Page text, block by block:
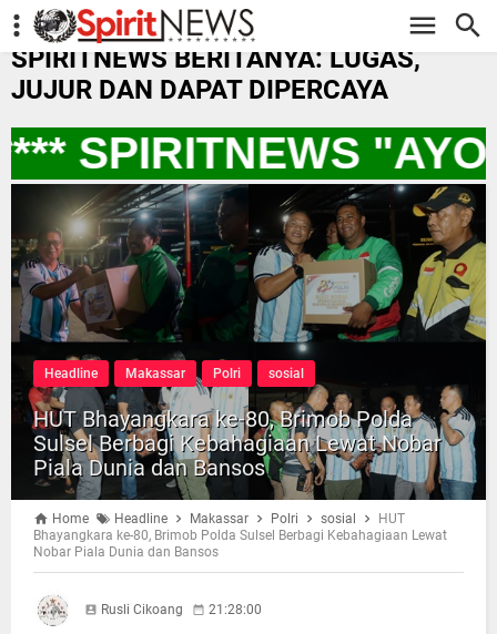
-->
SPIRITNEWS BERITANYA: LUGAS,
JUJUR DAN DAPAT DIPERCAYA
SPIRITNEWS "AYO
Headline Makassar Polri sosial
HUT Bhayangkara ke-80, Brimob Polda
Sulsel Berbagi Kebahagiaan Lewat Nobar
Piala Dunia dan Bansos
Home Headline Makassar Polri sosial
HUT
Bhayangkara ke-80, Brimob Polda Sulsel Berbagi Kebahagiaan Lewat
Nobar Piala Dunia dan Bansos
Rusli Cikoang 21:28:00